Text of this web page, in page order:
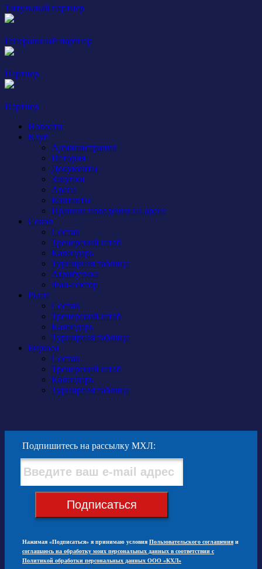
Титульный партнер
Генеральный партнер
Партнер
Партнер
Новости
Клуб
Администрация
История
Документы
Закупки
Арена
Контакты
Правила поведения на арене
Сокол
Состав
Тренерский штаб
Календарь
Турнирная таблица
Атрибутика
Фан-сектор
Рыси
Состав
Тренерский штаб
Календарь
Турнирная таблица
Бирюса
Состав
Тренерский штаб
Календарь
Турнирная таблица
Подпишитесь на рассылку МХЛ:
Подписаться
Нажимая «Подписаться» я принимаю условия Пользовательского соглашения и
соглашаюсь на обработку моих персональных данных в соответствии с
Политикой обработки персональных данных ООО «КХЛ»